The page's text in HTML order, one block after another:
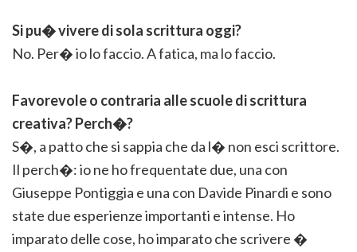
Si pu� vivere di sola scrittura oggi?
No. Per� io lo faccio. A fatica, ma lo faccio.
Favorevole o contraria alle scuole di scrittura
creativa? Perch�?
S�, a patto che si sappia che da l� non esci scrittore.
Il perch�: io ne ho frequentate due, una con
Giuseppe Pontiggia e una con Davide Pinardi e sono
state due esperienze importanti e intense. Ho
imparato delle cose, ho imparato che scrivere �